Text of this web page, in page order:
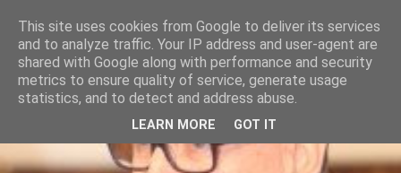
This site uses cookies from Google to deliver its services
and to analyze traffic. Your IP address and user-agent are
shared with Google along with performance and security
metrics to ensure quality of service, generate usage
statistics, and to detect and address abuse.
LEARN MORE GOT IT